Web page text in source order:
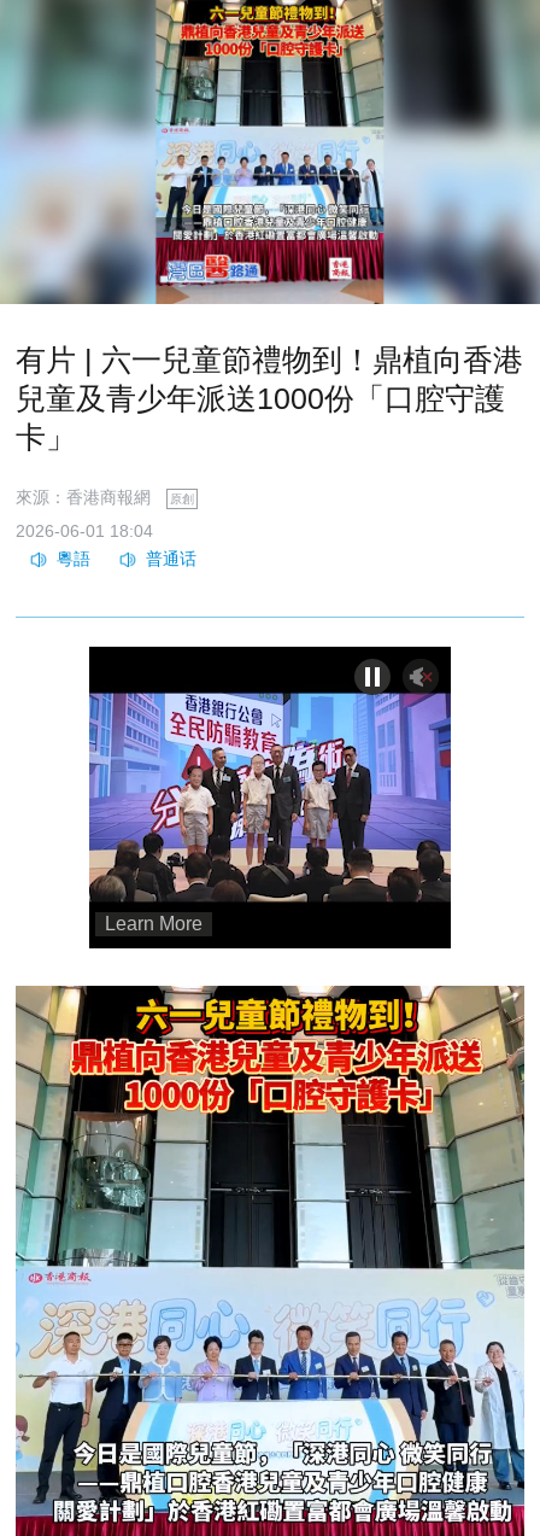
有片 | 六一兒童節禮物到！鼎植向香港
兒童及青少年派送1000份「口腔守護
卡」
來源：香港商報網 原創
2026-06-01 18:04